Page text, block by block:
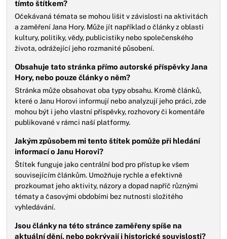
tímto štítkem?
Očekávaná témata se mohou lišit v závislosti na aktivitách
a zaměření Jana Hory. Může jít například o články z oblasti
kultury, politiky, vědy, publicistiky nebo společenského
života, odrážející jeho rozmanité působení.
Obsahuje tato stránka přímo autorské příspěvky Jana
Hory, nebo pouze články o něm?
Stránka může obsahovat oba typy obsahu. Kromě článků,
které o Janu Horovi informují nebo analyzují jeho práci, zde
mohou být i jeho vlastní příspěvky, rozhovory či komentáře
publikované v rámci naší platformy.
Jakým způsobem mi tento štítek pomůže při hledání
informací o Janu Horovi?
Štítek funguje jako centrální bod pro přístup ke všem
souvisejícím článkům. Umožňuje rychle a efektivně
prozkoumat jeho aktivity, názory a dopad napříč různými
tématy a časovými obdobími bez nutnosti složitého
vyhledávání.
Jsou články na této stránce zaměřeny spíše na
aktuální dění, nebo pokrývají i historické souvislosti?